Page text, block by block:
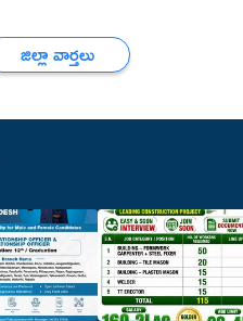
జిల్లా వార్తలు